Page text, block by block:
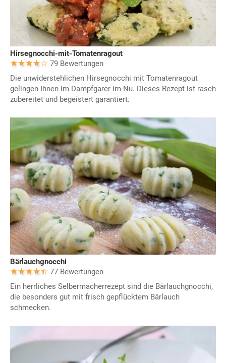
Hirsegnocchi-mit-Tomatenragout
79 Bewertungen
Die unwiderstehlichen Hirsegnocchi mit Tomatenragout
gelingen Ihnen im Dampfgarer im Nu. Dieses Rezept ist rasch
zubereitet und begeistert garantiert.
Bärlauchgnocchi
77 Bewertungen
Ein herrliches Selbermacherrezept sind die Bärlauchgnocchi,
die besonders gut mit frisch gepflücktem Bärlauch
schmecken.